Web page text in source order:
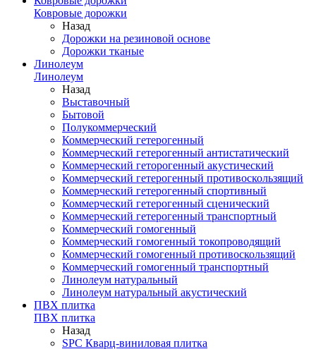
Ковровые дорожки
Назад
Дорожки на резиновой основе
Дорожки тканые
Линолеум
Линолеум
Назад
Выставочный
Бытовой
Полукоммерческий
Коммерческий гетерогенный
Коммерческий гетерогенный антистатический
Коммерческий геторогенный акустический
Коммерческий гетерогенный противоскользящий
Коммерческий гетерогенный спортивный
Коммерческий гетерогенный сценический
Коммерческий гетерогенный транспортный
Коммерческий гомогенный
Коммерческий гомогенный токопроводящий
Коммерческий гомогенный противоскользящий
Коммерческий гомогенный транспортный
Линолеум натуральный
Линолеум натуральный акустический
ПВХ плитка
ПВХ плитка
Назад
SPC Кварц-виниловая плитка